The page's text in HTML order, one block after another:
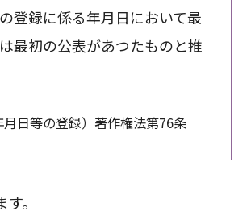
登録に係る年月日において最
最初の公表があつたものと推
月日等の登録）著作権法第76条
。